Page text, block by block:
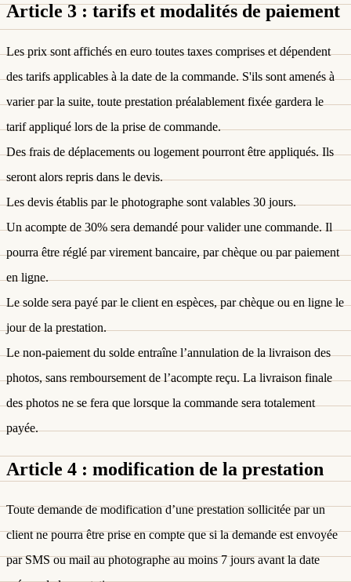
Article 3 : tarifs et modalités de paiement
Les prix sont affichés en euro toutes taxes comprises et dépendent
des tarifs applicables à la date de la commande. S'ils sont amenés à
varier par la suite, toute prestation préalablement fixée gardera le
tarif appliqué lors de la prise de commande.
Des frais de déplacements ou logement pourront être appliqués. Ils
seront alors repris dans le devis.
Les devis établis par le photographe sont valables 30 jours.
Un acompte de 30% sera demandé pour valider une commande. Il
pourra être réglé par virement bancaire, par chèque ou par paiement
en ligne.
Le solde sera payé par le client en espèces, par chèque ou en ligne le
jour de la prestation.
Le non-paiement du solde entraîne l’annulation de la livraison des
photos, sans remboursement de l’acompte reçu. La livraison finale
des photos ne se fera que lorsque la commande sera totalement
payée.
Article 4 : modification de la prestation
Toute demande de modification d’une prestation sollicitée par un
client ne pourra être prise en compte que si la demande est envoyée
par SMS ou mail au photographe au moins 7 jours avant la date